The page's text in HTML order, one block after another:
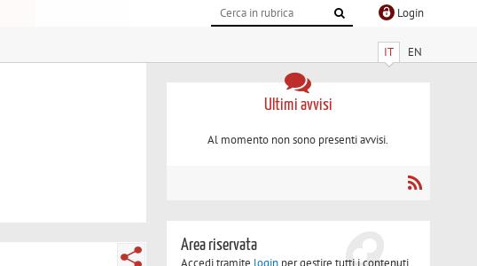
Login
IT EN
Ultimi avvisi
Al momento non sono presenti avvisi.
Area riservata